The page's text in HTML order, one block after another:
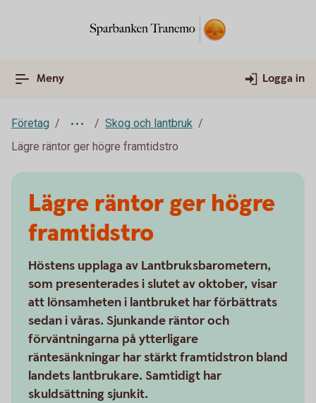
Meny Logga in
Företag
Skog och lantbruk
Lägre räntor ger högre framtidstro
Lägre räntor ger högre
framtidstro
Höstens upplaga av Lantbruksbarometern,
som presenterades i slutet av oktober, visar
att lönsamheten i lantbruket har förbättrats
sedan i våras. Sjunkande räntor och
förväntningarna på ytterligare
räntesänkningar har stärkt framtidstron bland
landets lantbrukare. Samtidigt har
skuldsättning sjunkit.